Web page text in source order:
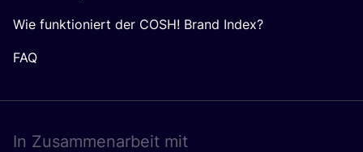
Wie funktioniert der COSH! Brand Index?
FAQ
In Zusam­men­ar­beit mit